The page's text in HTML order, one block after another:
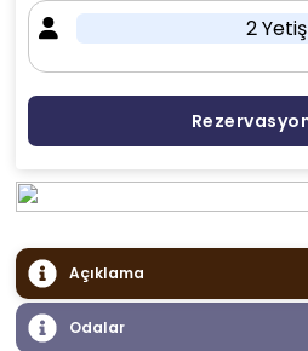
2
Açıklama
Odalar